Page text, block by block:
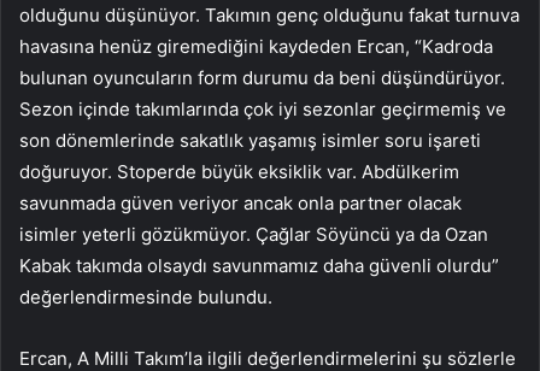
olduğunu düşünüyor. Takımın genç olduğunu fakat turnuva
havasına henüz giremediğini kaydeden Ercan, “Kadroda
bulunan oyuncuların form durumu da beni düşündürüyor.
Sezon içinde takımlarında çok iyi sezonlar geçirmemiş ve
son dönemlerinde sakatlık yaşamış isimler soru işareti
doğuruyor. Stoperde büyük eksiklik var. Abdülkerim
savunmada güven veriyor ancak onla partner olacak
isimler yeterli gözükmüyor. Çağlar Söyüncü ya da Ozan
Kabak takımda olsaydı savunmamız daha güvenli olurdu”
değerlendirmesinde bulundu.
Ercan, A Milli Takım’la ilgili değerlendirmelerini şu sözlerle